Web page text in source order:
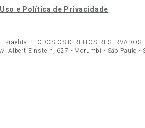
e Política de Privacidade
Israelita - TODOS OS DIREITOS RESERVADOS
Albert Einstein, 627 - Morumbi - São Paulo -